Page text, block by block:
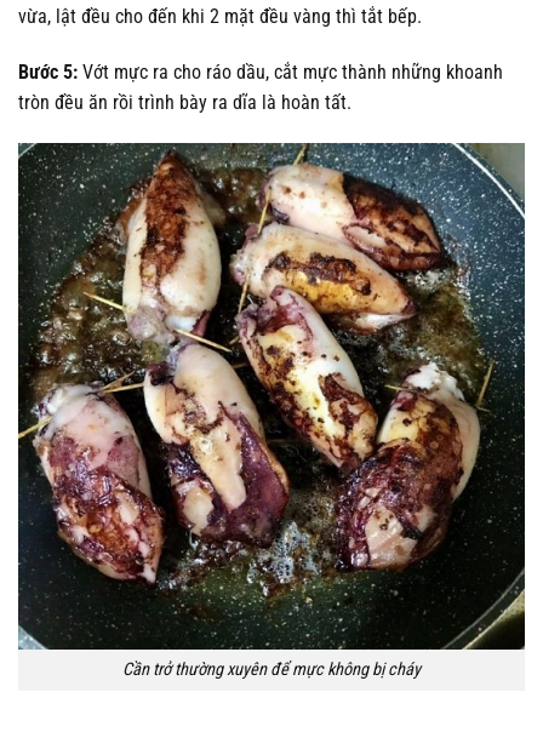
vừa, lật đều cho đến khi 2 mặt đều vàng thì tắt bếp.
Bước 5: Vớt mực ra cho ráo dầu, cắt mực thành những khoanh
tròn đều ăn rồi trình bày ra dĩa là hoàn tất.
Cần trở thường xuyên để mực không bị cháy